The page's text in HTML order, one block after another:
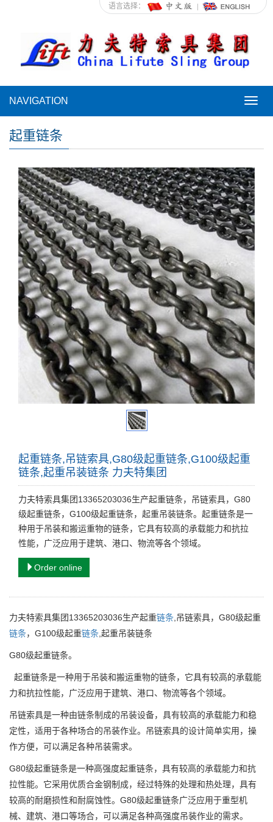
语言选择：
NAVIGATION
起重链条
起重链条,吊链索具,G80级起重链条,G100级起重
链条,起重吊装链条 力夫特集团
力夫特索具集团13365203036生产起重链条，吊链索具，G80
级起重链条，G100级起重链条，起重吊装链条。起重链条是一
种用于吊装和搬运重物的链条，它具有较高的承载能力和抗拉
性能，广泛应用于建筑、港口、物流等各个领域。
Order online
力夫特索具集团13365203036生产起重链条,吊链索具，G80级起重
链条，G100级起重链条,起重吊装链条
G80级起重链条。
起重链条是一种用于吊装和搬运重物的链条，它具有较高的承载能
力和抗拉性能，广泛应用于建筑、港口、物流等各个领域。
吊链索具是一种由链条制成的吊装设备，具有较高的承载能力和稳
定性，适用于各种场合的吊装作业。吊链索具的设计简单实用，操
作方便，可以满足各种吊装需求。
G80级起重链条是一种高强度起重链条，具有较高的承载能力和抗
拉性能。它采用优质合金钢制成，经过特殊的处理和热处理，具有
较高的耐磨损性和耐腐蚀性。G80级起重链条广泛应用于重型机
械、建筑、港口等场合，可以满足各种高强度吊装作业的需求。